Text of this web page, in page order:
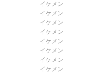
イケメン
イケメン
イケメン
イケメン
イケメン
イケメン
イケメン
イケメン